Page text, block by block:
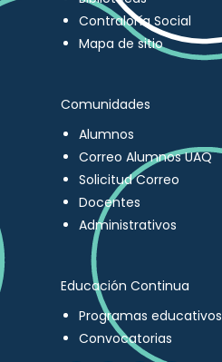
Contraloría Social
Mapa de sitio
Comunidades
Alumnos
Correo Alumnos UAQ
Solicitud Correo
Docentes
Administrativos
Educación Continua
Programas educativos
Convocatorias